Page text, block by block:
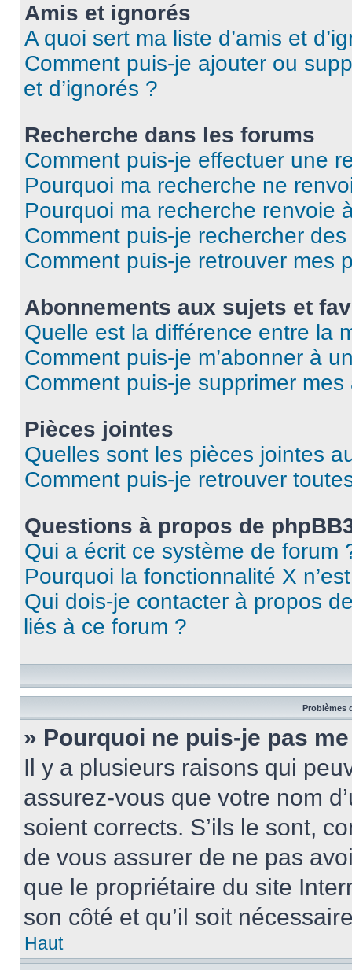
Amis et ignorés
A quoi sert ma liste d’amis et
Comment puis-je ajouter ou
et d’ignorés ?
Recherche dans les forums
Comment puis-je effectuer une
Pourquoi ma recherche ne
Pourquoi ma recherche renvoie
Comment puis-je rechercher
Comment puis-je retrouver mes
Abonnements aux sujets et
Quelle est la différence entre la
Comment puis-je m’abonner à
Comment puis-je supprimer
Pièces jointes
Quelles sont les pièces jointes
Comment puis-je retrouver
Questions à propos de
Qui a écrit ce système de forum
Pourquoi la fonctionnalité X
Qui dois-je contacter à propos
liés à ce forum ?
Problèmes
» Pourquoi ne puis-je pas
Il y a plusieurs raisons qui
assurez-vous que votre nom
soient corrects. S’ils le sont,
de vous assurer de ne pas
que le propriétaire du site
son côté et qu’il soit
Haut